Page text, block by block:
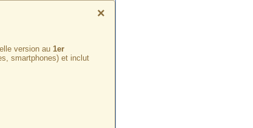
×
version au 1er
smartphones) et inclut